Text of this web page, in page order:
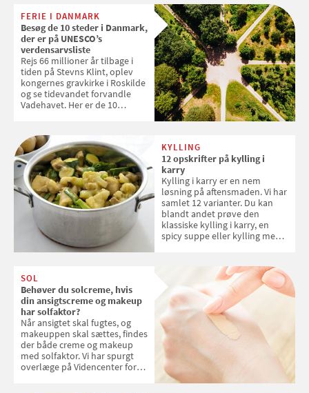
enkle råd til at spare penge på
tøjvasken
FERIE I DANMARK
Besøg de 10 steder i Danmark,
der er på UNESCO’s
verdensarvsliste
Rejs 66 millioner år tilbage i
tiden på Stevns Klint, oplev
kongernes gravkirke i Roskilde
og se tidevandet forvandle
Vadehavet. Her er de 10
KYLLING
12 opskrifter på kylling i
karry
Kylling i karry er en nem
løsning på aftensmaden. Vi har
samlet 12 varianter. Du kan
blandt andet prøve den
klassiske kylling i karry, en
spicy suppe eller kylling med
SOL
Behøver du solcreme, hvis
din ansigtscreme og makeup
har solfaktor?
Når ansigtet skal fugtes, og
makeuppen skal sættes, findes
der både creme og makeup
med solfaktor. Vi har spurgt
overlæge på Videncenter for